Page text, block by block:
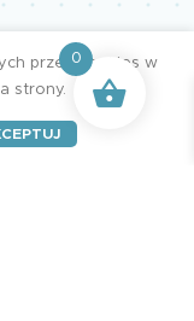
przez cookies w
strony.
0